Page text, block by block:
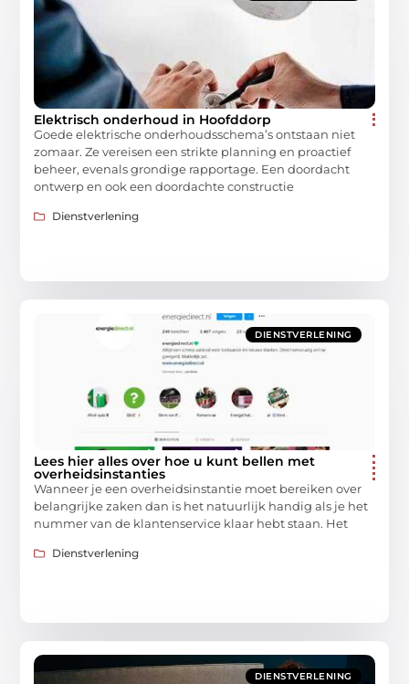
Elektrisch onderhoud in Hoofddorp
Goede elektrische onderhoudsschema’s ontstaan ​​niet
zomaar. Ze vereisen een strikte planning en proactief
beheer, evenals grondige rapportage. Een doordacht
ontwerp en ook een doordachte constructie
Dienstverlening
DIENSTVERLENING
Lees hier alles over hoe u kunt bellen met
overheidsinstanties
Wanneer je een overheidsinstantie moet bereiken over
belangrijke zaken dan is het natuurlijk handig als je het
nummer van de klantenservice klaar hebt staan. Het
Dienstverlening
DIENSTVERLENING